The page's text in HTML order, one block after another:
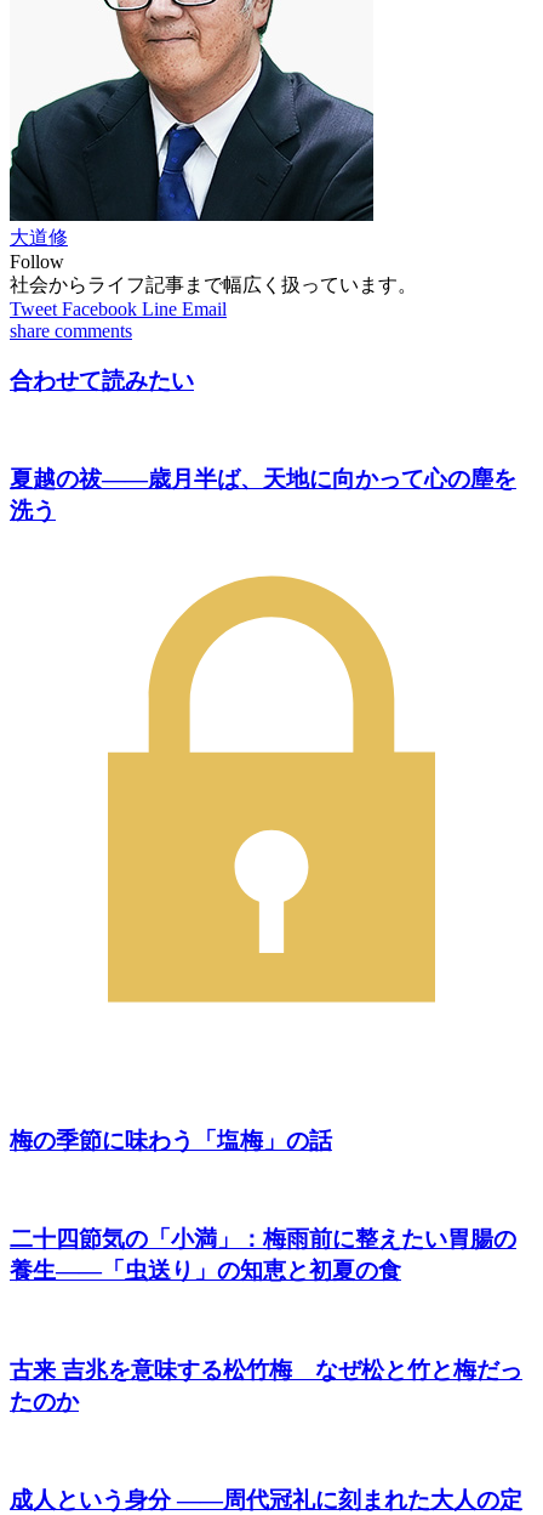
大道修
Follow
社会からライフ記事まで幅広く扱っています。
Tweet Facebook Line Email
share comments
合わせて読みたい
夏越の祓――歳月半ば、天地に向かって心の塵を
洗う
梅の季節に味わう「塩梅」の話
二十四節気の「小満」：梅雨前に整えたい胃腸の
養生――「虫送り」の知恵と初夏の食
古来 吉兆を意味する松竹梅 なぜ松と竹と梅だっ
たのか
成人という身分 ――周代冠礼に刻まれた大人の定